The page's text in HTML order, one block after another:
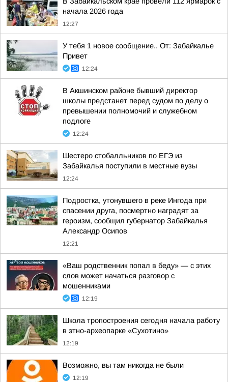
начала 2026 года
12:27
У тебя 1 новое сообщение.. От: Забайкалье
Привет
12:24
В Акшинском районе бывший директор
школы предстанет перед судом по делу о
превышении полномочий и служебном
подлоге
12:24
Шестеро стобалльников по ЕГЭ из
Забайкалья поступили в местные вузы
12:24
Подростка, утонувшего в реке Ингода при
спасении друга, посмертно наградят за
героизм, сообщил губернатор Забайкалья
Александр Осипов
12:21
«Ваш родственник попал в беду» — с этих
слов может начаться разговор с
мошенниками
12:19
Школа тропостроения сегодня начала работу
в этно-археопарке «Сухотино»
12:19
Возможно, вы там никогда не были
12:19